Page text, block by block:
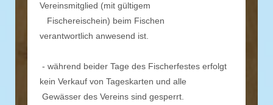
Vereinsmitglied (mit gültigem
Fischereischein) beim Fischen
verantwortlich anwesend ist.
- während beider Tage des Fischerfestes erfolgt
kein Verkauf von Tageskarten und alle
Gewässer des Vereins sind gesperrt.